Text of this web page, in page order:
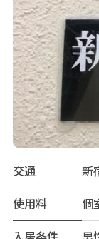
交通
新
使用料
個